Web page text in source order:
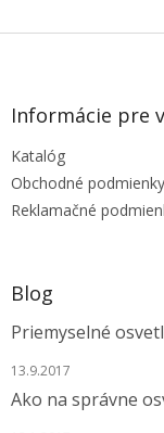
Z
Informácie pre
Katalóg
Obchodné podmienky
Reklamačné
Blog
Priemyselné
13.9.2017
Ako na správne